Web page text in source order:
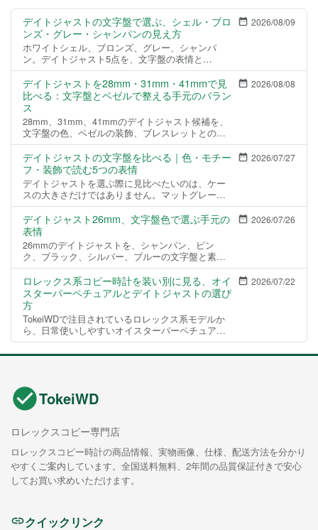
デイトジャストの文字盤で選ぶ、シェル・ブロ
ンズ・グレー・シャンパンの見え方
ホワイトシェル、ブロンズ、グレー、シャンパ
ン。デイトジャスト5点を、文字盤の表情と
31mm・36mmのバランスから読み解きます。...
2026/08/09
デイトジャストを28mm・31mm・41mmで見
比べる：文字盤とベゼルで整える手元のバラン
ス
28mm、31mm、41mmのデイトジャスト候補を、
文字盤の色、ベゼルの装飾、ブレスレットとのつ
ながりから比較。数字だけでは決めにくい手元の
印象を、掲載仕様に沿って整理します。...
2026/08/08
デイトジャストの文字盤を比べる｜色・モチー
フ・装飾で読む5つの表情
デイトジャストを選ぶ際に見比べたいのは、ケー
スの大きさだけではありません。マットグレー、
天体モチーフ、ダイヤモンド装飾、淡い色調な
ど、文字盤まわりの要素に注目し、掲載5モデルの
見え...
2026/07/27
デイトジャスト26mm、文字盤色で選ぶ手元の
表情
26mmのデイトジャストを、シャンパン、ピン
ク、ブラック、シルバー、ブルーの文字盤と素材
の組み合わせから比較します。...
2026/07/26
ロレックス系コピー時計を装い別に見る、オイ
スターパーペチュアルとデイトジャストの選び
方
TokeiWDで注目されているロレックス系モデルか
ら、日常使いしやすいオイスターパーペチュア
ル、端正なエアキング、華やかなデイトジャスト
を比較します。...
2026/07/22
TokeiWD
ロレックスコピー専門店
ロレックスコピー時計の商品情報、実物画像、仕様、配送方法を分かり
やすくご案内しています。全国送料無料、2年間の品質保証付きで安心
してお買い求めいただけます。
クイックリンク